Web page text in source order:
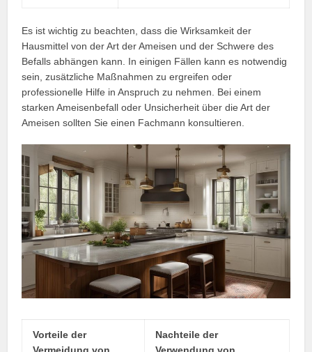
Es ist wichtig zu beachten, dass die Wirksamkeit der
Hausmittel von der Art der Ameisen und der Schwere des
Befalls abhängen kann. In einigen Fällen kann es notwendig
sein, zusätzliche Maßnahmen zu ergreifen oder
professionelle Hilfe in Anspruch zu nehmen. Bei einem
starken Ameisenbefall oder Unsicherheit über die Art der
Ameisen sollten Sie einen Fachmann konsultieren.
Vorteile der
Vermeidung von
Nachteile der
Verwendung von